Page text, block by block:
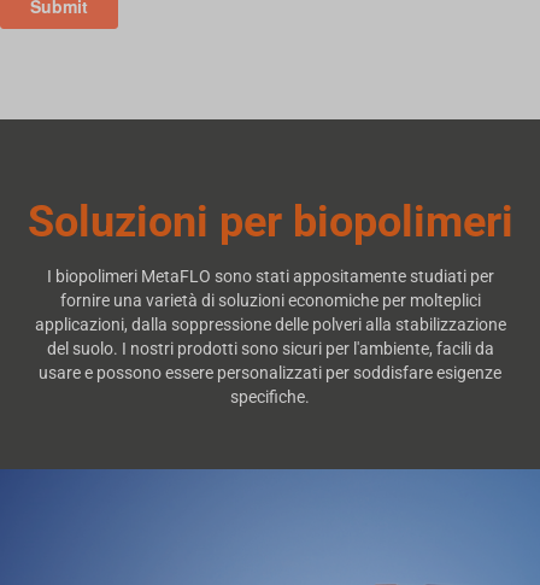
Soluzioni per biopolimeri
I biopolimeri MetaFLO sono stati appositamente studiati per
fornire una varietà di soluzioni economiche per molteplici
applicazioni, dalla soppressione delle polveri alla stabilizzazione
del suolo. I nostri prodotti sono sicuri per l'ambiente, facili da
usare e possono essere personalizzati per soddisfare esigenze
specifiche.